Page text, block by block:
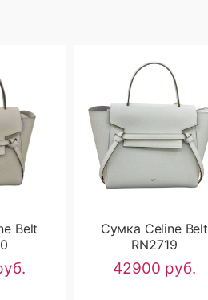
Belt
Сумка Celine Belt
RN2719
42900 руб.